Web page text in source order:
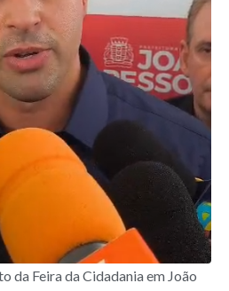
da Feira da Cidadania em João